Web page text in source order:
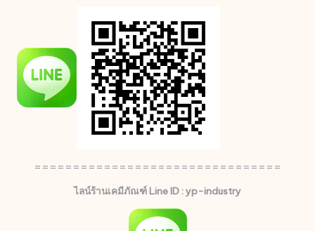
================================
ไลน์ร้านเคมีภัณฑ์ Line ID : yp-industry